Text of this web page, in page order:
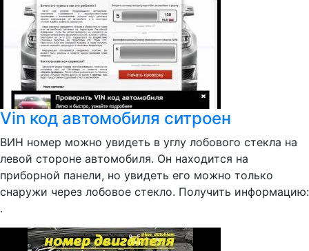
Vin код автомобиля ситроен
ВИН номер можно увидеть в углу лобового стекла на
левой стороне автомобиля. Он находится на
приборной панели, но увидеть его можно только
снаружи через лобовое стекло. Получить информацию:
.